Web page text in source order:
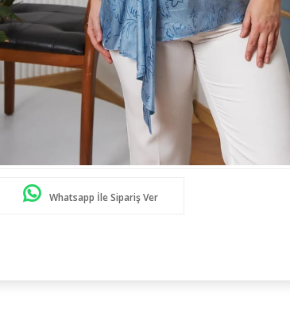
Whatsapp İle Sipariş Ver